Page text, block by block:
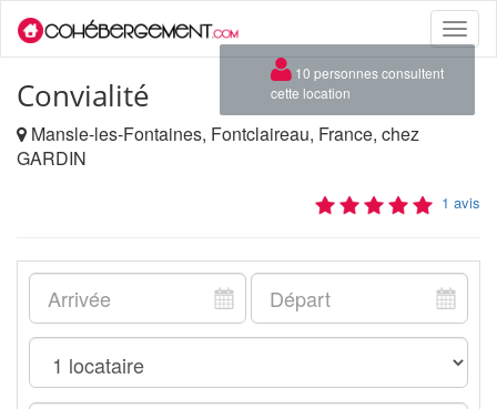
Toggle
Convialité
Mansle-les-Fontaines, Fontclaireau, France, chez
GARDIN
1 avis
×
10 personnes consultent
cette location